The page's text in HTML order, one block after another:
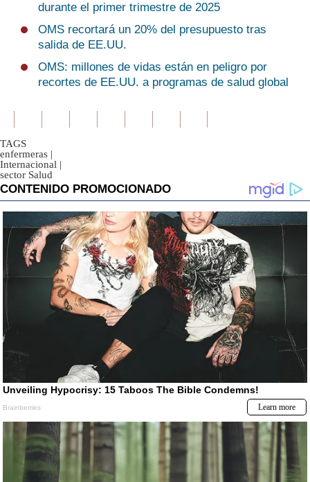
durante el primer trimestre de 2025
OMS recortará un 20% del presupuesto tras
salida de EE.UU.
OMS: millones de vidas están en peligro por
recortes de EE.UU. a programas de salud global
TAGS
enfermeras |
Internacional |
sector Salud